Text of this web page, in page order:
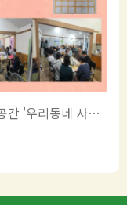
[사회복지공동모금회지원사업] 소통공간 '우리동네 사랑방…